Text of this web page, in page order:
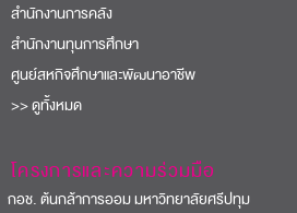
สำนักงานการคลัง
สำนักงานทุนการศึกษา
ศูนย์สหกิจศึกษาและพัฒนาอาชีพ
>> ดูทั้งหมด
โครงการและความร่วมมือ
ช. ต้นกล้าการออม มหาวิทยาลัยศรีปทุม